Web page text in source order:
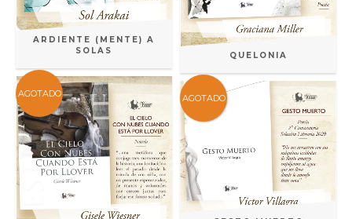
ARDIENTE (MENTE) A
SOLAS
QUELONIA
AGOTADO AGOTADO